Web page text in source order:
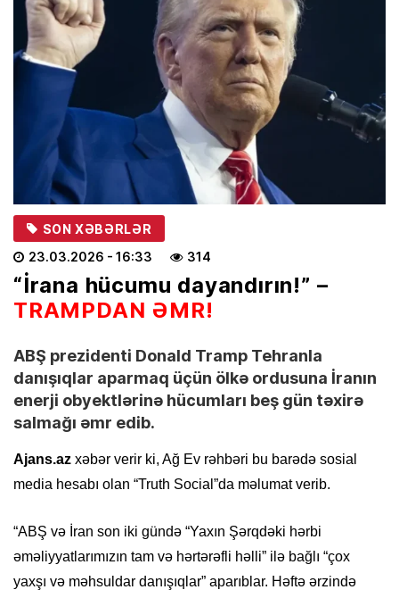
SON XƏBƏRLƏR
23.03.2026 - 16:33 314
“İrana hücumu dayandırın!” –
TRAMPDAN ƏMR!
ABŞ prezidenti Donald Tramp Tehranla
danışıqlar aparmaq üçün ölkə ordusuna İranın
enerji obyektlərinə hücumları beş gün təxirə
salmağı əmr edib.
Ajans.az xəbər verir ki, Ağ Ev rəhbəri bu barədə sosial
media hesabı olan “Truth Social”da məlumat verib.
“ABŞ və İran son iki gündə “Yaxın Şərqdəki hərbi
əməliyyatlarımızın tam və hərtərəfli həlli” ilə bağlı “çox
yaxşı və məhsuldar danışıqlar” aparıblar. Həftə ərzində